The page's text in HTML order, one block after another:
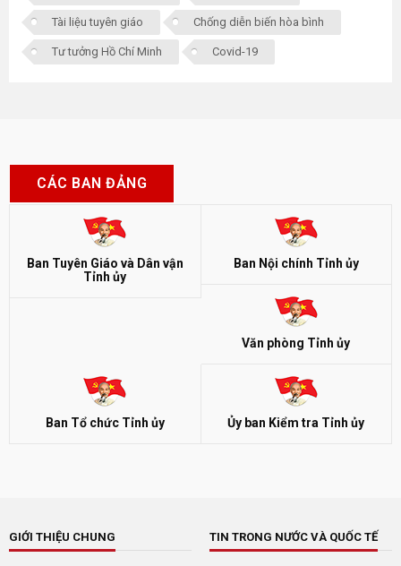
Tài liệu tuyên giáo Chống diễn biến hòa bình
Tư tưởng Hồ Chí Minh Covid-19
CÁC BAN ĐẢNG
Ban Tuyên Giáo và Dân vận
Tỉnh ủy
Ban Nội chính Tỉnh ủy
Văn phòng Tỉnh ủy
Ban Tổ chức Tỉnh ủy Ủy ban Kiểm tra Tỉnh ủy
GIỚI THIỆU CHUNG TIN TRONG NƯỚC VÀ QUỐC TẾ